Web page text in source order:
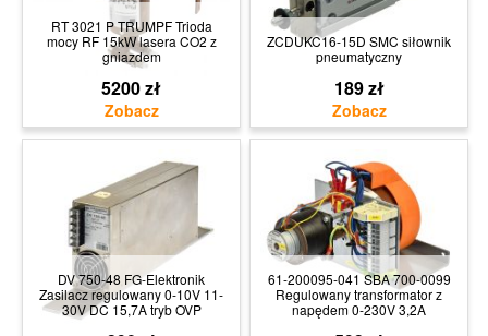
RT 3021 P TRUMPF Trioda
mocy RF 15kW lasera CO2 z
gniazdem
5200 zł
ZCDUKC16-15D SMC siłownik
pneumatyczny
189 zł
DV 750-48 FG-Elektronik
Zasilacz regulowany 0-10V 11-
30V DC 15,7A tryb OVP
61-200095-041 SBA 700-0099
Regulowany transformator z
napędem 0-230V 3,2A